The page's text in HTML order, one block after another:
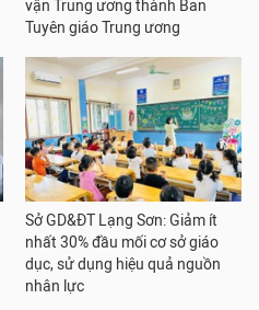
vận Trung ương thành Ban
Tuyên giáo Trung ương
Sở GD&ĐT Lạng Sơn: Giảm ít
nhất 30% đầu mối cơ sở giáo
dục, sử dụng hiệu quả nguồn
nhân lực